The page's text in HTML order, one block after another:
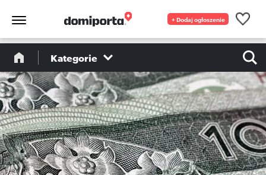
+ Dodaj ogłoszenie
Kategorie